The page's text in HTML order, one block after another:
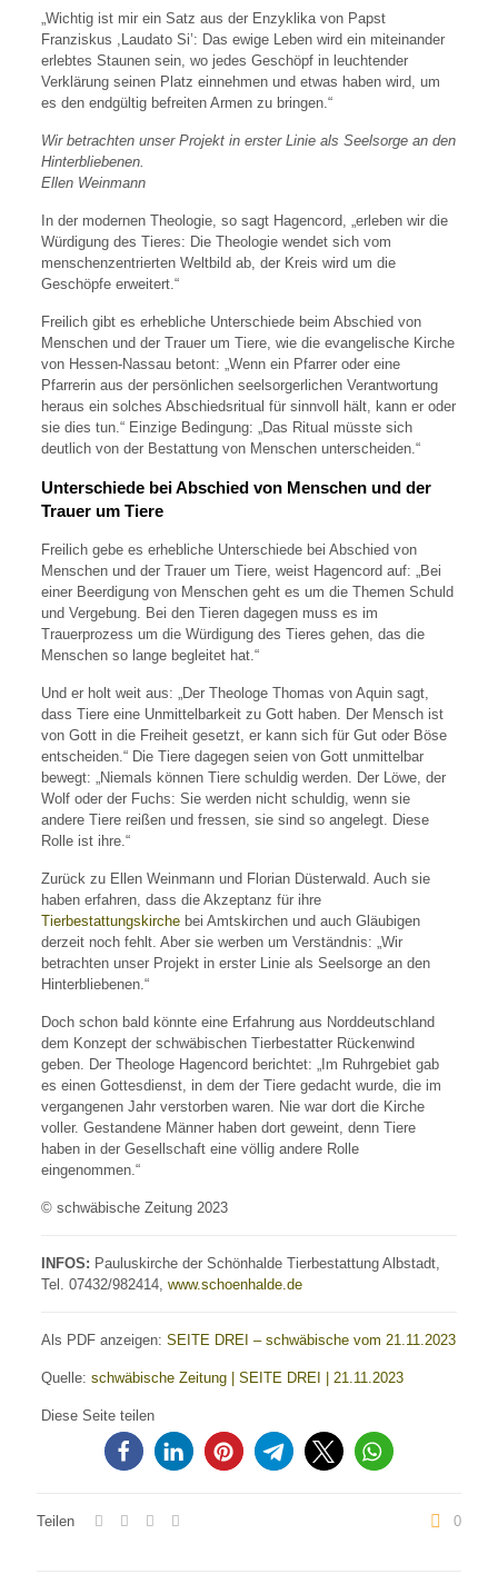
„Wichtig ist mir ein Satz aus der Enzyklika von Papst
Franziskus ,Laudato Si’: Das ewige Leben wird ein miteinander
erlebtes Staunen sein, wo jedes Geschöpf in leuchtender
Verklärung seinen Platz einnehmen und etwas haben wird, um
es den endgültig befreiten Armen zu bringen.“
Wir betrachten unser Projekt in erster Linie als Seelsorge an den
Hinterbliebenen.
Ellen Weinmann
In der modernen Theologie, so sagt Hagencord, „erleben wir die
Würdigung des Tieres: Die Theologie wendet sich vom
menschenzentrierten Weltbild ab, der Kreis wird um die
Geschöpfe erweitert.“
Freilich gibt es erhebliche Unterschiede beim Abschied von
Menschen und der Trauer um Tiere, wie die evangelische Kirche
von Hessen-Nassau betont: „Wenn ein Pfarrer oder eine
Pfarrerin aus der persönlichen seelsorgerlichen Verantwortung
heraus ein solches Abschiedsritual für sinnvoll hält, kann er oder
sie dies tun.“ Einzige Bedingung: „Das Ritual müsste sich
deutlich von der Bestattung von Menschen unterscheiden.“
Unterschiede bei Abschied von Menschen und der
Trauer um Tiere
Freilich gebe es erhebliche Unterschiede bei Abschied von
Menschen und der Trauer um Tiere, weist Hagencord auf: „Bei
einer Beerdigung von Menschen geht es um die Themen Schuld
und Vergebung. Bei den Tieren dagegen muss es im
Trauerprozess um die Würdigung des Tieres gehen, das die
Menschen so lange begleitet hat.“
Und er holt weit aus: „Der Theologe Thomas von Aquin sagt,
dass Tiere eine Unmittelbarkeit zu Gott haben. Der Mensch ist
von Gott in die Freiheit gesetzt, er kann sich für Gut oder Böse
entscheiden.“ Die Tiere dagegen seien von Gott unmittelbar
bewegt: „Niemals können Tiere schuldig werden. Der Löwe, der
Wolf oder der Fuchs: Sie werden nicht schuldig, wenn sie
andere Tiere reißen und fressen, sie sind so angelegt. Diese
Rolle ist ihre.“
Zurück zu Ellen Weinmann und Florian Düsterwald. Auch sie
haben erfahren, dass die Akzeptanz für ihre
Tierbestattungskirchebei Amtskirchen und auch Gläubigen
derzeit noch fehlt. Aber sie werben um Verständnis: „Wir
betrachten unser Projekt in erster Linie als Seelsorge an den
Hinterbliebenen.“
Doch schon bald könnte eine Erfahrung aus Norddeutschland
dem Konzept der schwäbischen Tierbestatter Rückenwind
geben. Der Theologe Hagencord berichtet: „Im Ruhrgebiet gab
es einen Gottesdienst, in dem der Tiere gedacht wurde, die im
vergangenen Jahr verstorben waren. Nie war dort die Kirche
voller. Gestandene Männer haben dort geweint, denn Tiere
haben in der Gesellschaft eine völlig andere Rolle
eingenommen.“
© schwäbische Zeitung 2023
INFOS: Pauluskirche der Schönhalde Tierbestattung Albstadt,
Tel. 07432/982414, www.schoenhalde.de
Als PDF anzeigen: SEITE DREI – schwäbische vom 21.11.2023
Quelle: schwäbische Zeitung | SEITE DREI | 21.11.2023
Diese Seite teilen
Teilen 0